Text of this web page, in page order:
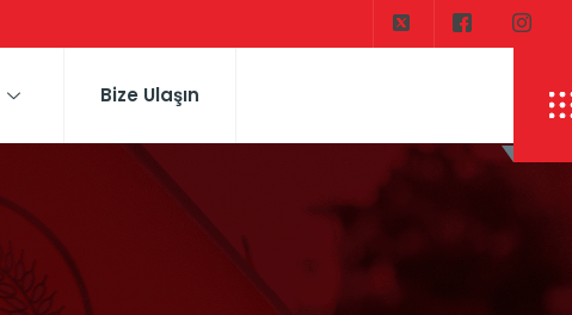
TOPLAYIN PILINIZI PIRTINIZI, GIDIN!
Bize Ulaşın